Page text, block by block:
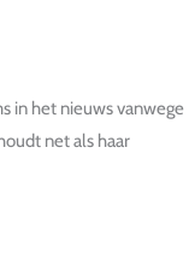
in het nieuws vanwege
net als haar